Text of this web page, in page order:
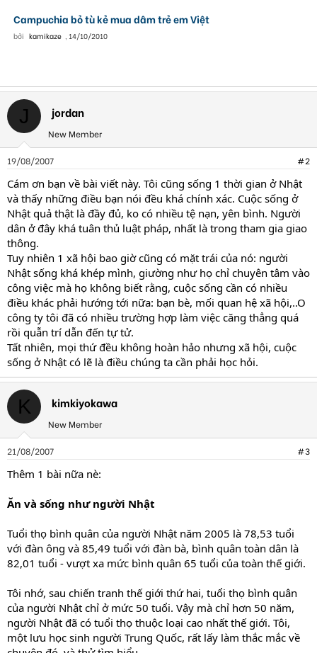
Campuchia bỏ tù kẻ mua dâm trẻ em Việt
bởi kamikaze , 14/10/2010
J jordan
New Member
19/08/2007 #2
Cám ơn bạn về bài viết này. Tôi cũng sống 1 thời gian ở Nhật
và thấy những điều bạn nói đều khá chính xác. Cuộc sống ở
Nhật quả thật là đầy đủ, ko có nhiều tệ nạn, yên bình. Người
dân ở đây khá tuân thủ luật pháp, nhất là trong tham gia giao
thông.
Tuy nhiên 1 xã hội bao giờ cũng có mặt trái của nó: người
Nhật sống khá khép mình, giường như họ chỉ chuyên tâm vào
công việc mà họ không biết rằng, cuộc sống cần có nhiều
điều khác phải hướng tới nữa: bạn bè, mối quan hệ xã hội,..O
công ty tôi đã có nhiều trường hợp làm việc căng thẳng quá
rồi quẫn trí dẫn đến tự tử.
Tất nhiên, mọi thứ đều không hoàn hảo nhưng xã hội, cuộc
sống ở Nhật có lẽ là điều chúng ta cần phải học hỏi.
K kimkiyokawa
New Member
21/08/2007 #3
Thêm 1 bài nữa nè:
Ăn và sống như người Nhật
Tuổi thọ bình quân của người Nhật năm 2005 là 78,53 tuổi
với đàn ông và 85,49 tuổi với đàn bà, bình quân toàn dân là
82,01 tuổi - vượt xa mức bình quân 65 tuổi của toàn thế giới.
Tôi nhớ, sau chiến tranh thế giới thứ hai, tuổi thọ bình quân
của người Nhật chỉ ở mức 50 tuổi. Vậy mà chỉ hơn 50 năm,
người Nhật đã có tuổi thọ thuộc loại cao nhất thế giới. Tôi,
một lưu học sinh người Trung Quốc, rất lấy làm thắc mắc về